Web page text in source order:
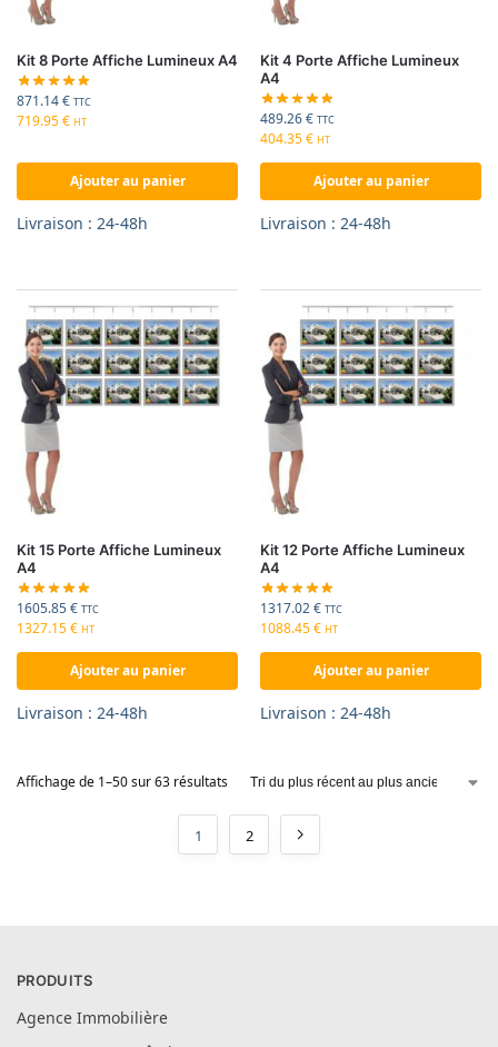
Kit 8 Porte Affiche Lumineux A4
871.14€ TTC
719.95€ HT
Ajouter au panier
Livraison : 24-48h
Kit 4 Porte Affiche Lumineux
A4
489.26€ TTC
404.35€ HT
Ajouter au panier
Livraison : 24-48h
Kit 15 Porte Affiche Lumineux
A4
1605.85€ TTC
1327.15€ HT
Ajouter au panier
Livraison : 24-48h
Kit 12 Porte Affiche Lumineux
A4
1317.02€ TTC
1088.45€ HT
Ajouter au panier
Livraison : 24-48h
Affichage de 1–50 sur 63 résultats
1 2
PRODUITS
Agence Immobilière